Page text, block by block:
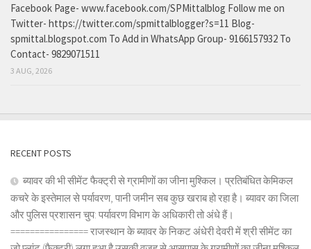
Facebook Page- www.facebook.com/SPMittalblog Follow me on
Twitter- https://twitter.com/spmittalblogger?s=11 Blog-
spmittal.blogspot.com To Add in WhatsApp Group- 9166157932 To
Contact- 9829071511
3 AUG, 2026
RECENT POSTS
ब्यावर की भी सीमेंट फैक्ट्री से ग्रामीणों का जीना मुश्किल। प्रतिबंधित केमिकल
कचरे के इस्तेमाल से पर्यावरण, पानी जमीन सब कुछ खराब हो रहा है। ब्यावर का जिला
और पुलिस प्रशासन चुप: पर्यावरण विभाग के अधिकारी तो अंधे हैं।
================ राजस्थान के ब्यावर के निकट अंधेरी देवरी में श्री सीमेंट का